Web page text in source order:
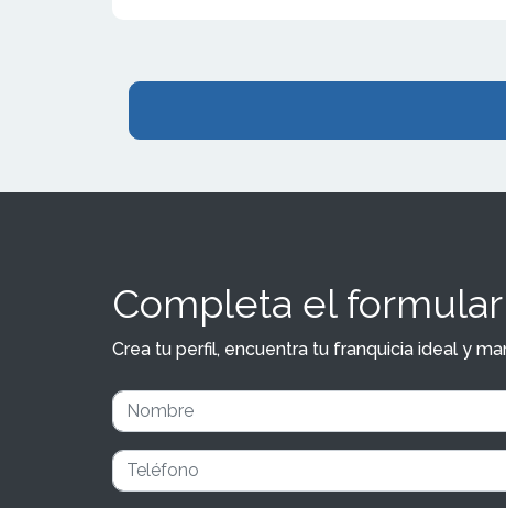
Completa el
Crea tu perfil, encuentra tu franquicia ideal y